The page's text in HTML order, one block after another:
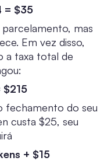
= $35
mas
Em vez disso,
a taxa total de
fechamento do seu
custa $25, seu
+ $15